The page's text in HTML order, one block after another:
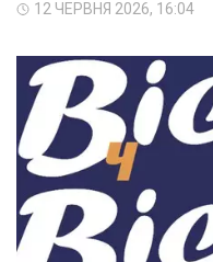
12 ЧЕРВНЯ 2026, 16:04